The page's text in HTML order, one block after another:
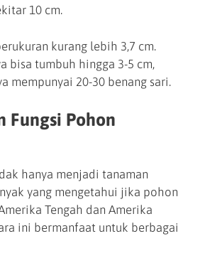
10 cm.
kurang lebih 3,7 cm.
bisa tumbuh hingga 3-5 cm,
mempunyai 20-30 benang sari.
Fungsi Pohon
hanya menjadi tanaman
yang mengetahui jika pohon
Tengah dan Amerika
ini bermanfaat untuk berbagai